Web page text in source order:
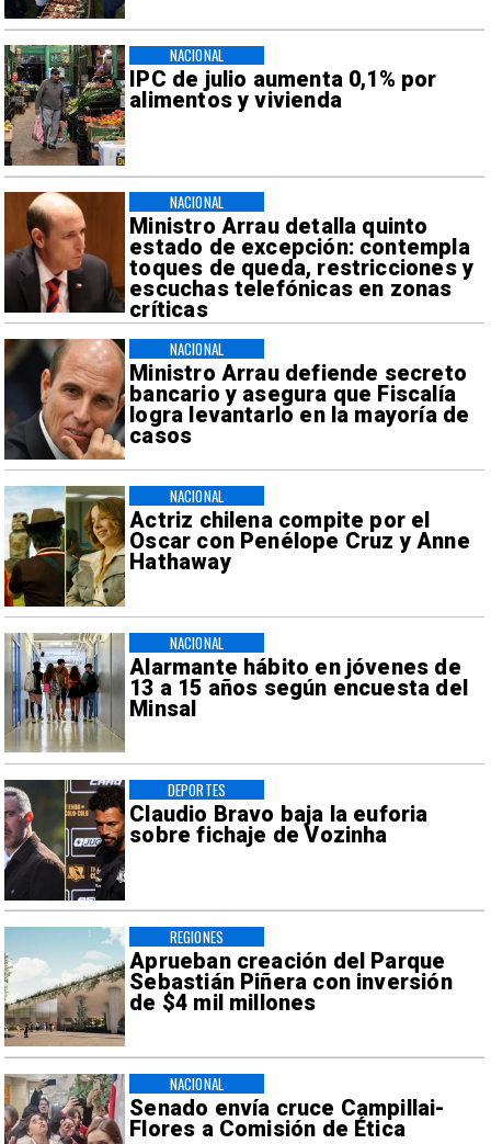
IPC de julio aumenta 0,1% por
alimentos y vivienda
NACIONAL
Ministro Arrau detalla quinto
estado de excepción: contempla
toques de queda, restricciones y
escuchas telefónicas en zonas
críticas
NACIONAL
Ministro Arrau defiende secreto
bancario y asegura que Fiscalía
logra levantarlo en la mayoría de
casos
NACIONAL
Actriz chilena compite por el
Oscar con Penélope Cruz y Anne
Hathaway
NACIONAL
Alarmante hábito en jóvenes de
13 a 15 años según encuesta del
Minsal
NACIONAL
Claudio Bravo baja la euforia
sobre fichaje de Vozinha
DEPORTES
Aprueban creación del Parque
Sebastián Piñera con inversión
de $4 mil millones
REGIONES
Senado envía cruce Campillai-
Flores a Comisión de Ética
NACIONAL